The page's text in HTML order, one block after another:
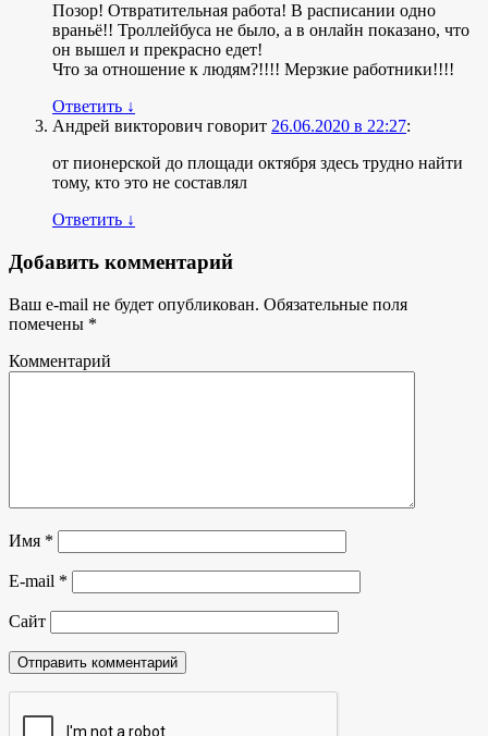
Позор! Отвратительная работа! В расписании одно
враньё!! Троллейбуса не было, а в онлайн показано, что
он вышел и прекрасно едет!
Что за отношение к людям?!!!! Мерзкие работники!!!!
Ответить ↓
Андрей викторович говорит 26.06.2020 в 22:27:
от пионерской до площади октября здесь трудно найти
тому, кто это не составлял
Ответить ↓
Добавить комментарий
Ваш e-mail не будет опубликован. Обязательные поля
помечены *
Комментарий
Имя *
E-mail *
Сайт